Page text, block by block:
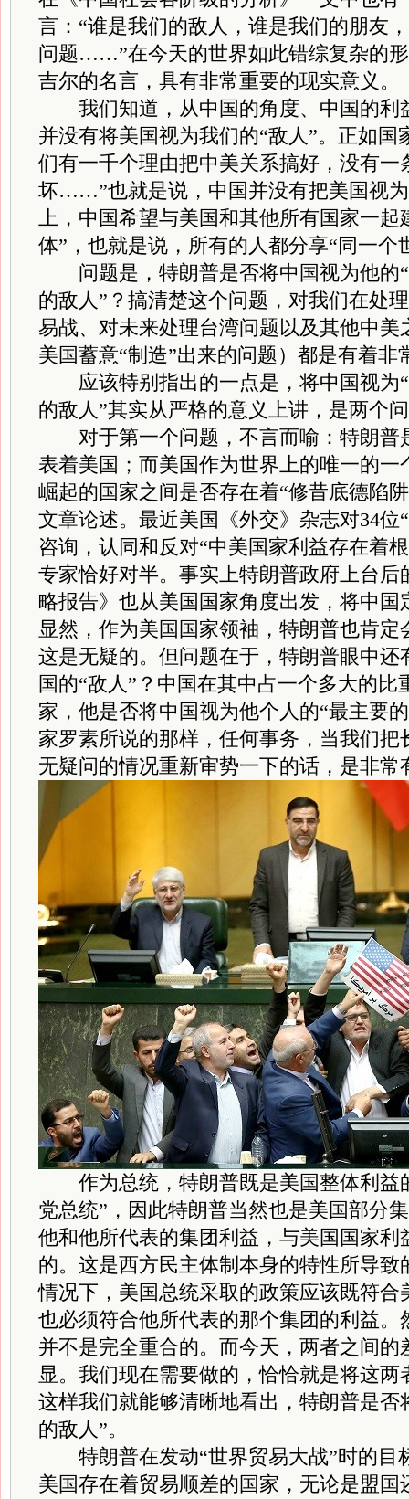
言：“谁是我们的敌人，谁是我们的朋友
问题……”在今天的世界如此错综复杂的
吉尔的名言，具有非常重要的现实意义。
我们知道，从中国的角度、中国的利
并没有将美国视为我们的“敌人”。正如国
们有一千个理由把中美关系搞好，没有一
坏……”也就是说，中国并没有把美国视
上，中国希望与美国和其他所有国家一起
体”，也就是说，所有的人都分享“同一个
问题是，特朗普是否将中国视为他的“
的敌人”？搞清楚这个问题，对我们在处
易战、对未来处理台湾问题以及其他中美
美国蓄意“制造”出来的问题）都是有着非
应该特别指出的一点是，将中国视为“
的敌人”其实从严格的意义上讲，是两个
对于第一个问题，不言而喻：特朗普
表着美国；而美国作为世界上的唯一的一
崛起的国家之间是否存在着“修昔底德陷
文章论述。最近美国《外交》杂志对34位
咨询，认同和反对“中美国家利益存在着
专家恰好对半。事实上特朗普政府上台后
略报告》也从美国国家角度出发，将中国
显然，作为美国国家领袖，特朗普也肯定
这是无疑的。但问题在于，特朗普眼中还
国的“敌人”？中国在其中占一个多大的
家，他是否将中国视为他个人的“最主要
家罗素所说的那样，任何事务，当我们把
无疑问的情况重新审势一下的话，是非常
作为总统，特朗普既是美国整体利益
党总统”，因此特朗普当然也是美国部分
他和他所代表的集团利益，与美国国家利
的。这是西方民主体制本身的特性所导致
情况下，美国总统采取的政策应该既符合
也必须符合他所代表的那个集团的利益。
并不是完全重合的。而今天，两者之间的
显。我们现在需要做的，恰恰就是将这
这样我们就能够清晰地看出，特朗普是否
的敌人”。
特朗普在发动“世界贸易大战”时的目
美国存在着贸易顺差的国家，无论是盟国